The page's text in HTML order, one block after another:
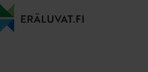
Hyppää
sisältöön